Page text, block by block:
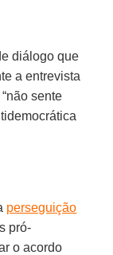
diálogo que
a entrevista
sente
perseguição
pró-
o acordo